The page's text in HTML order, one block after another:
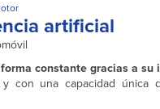
artificial
constante gracias a
con una capacidad única